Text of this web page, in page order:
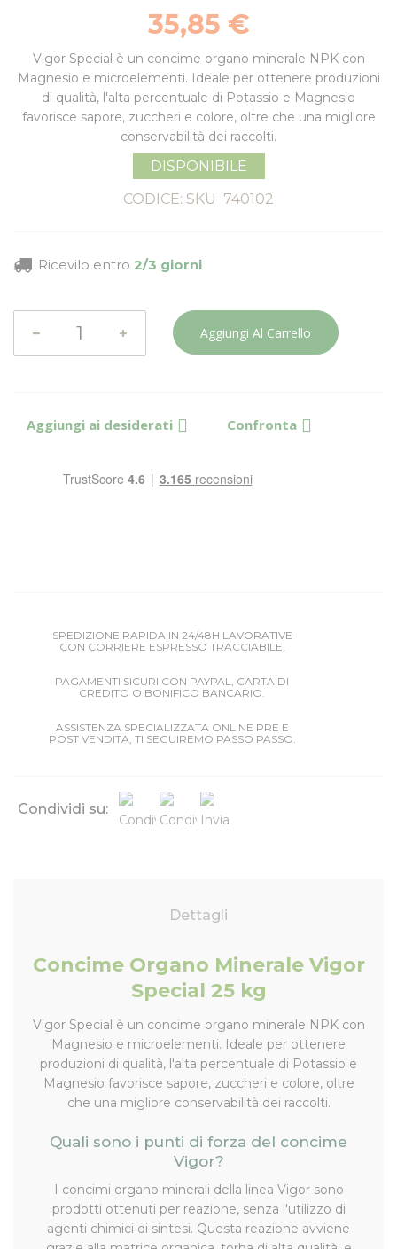
35,85 €
Vigor Special è un concime organo minerale NPK con
Magnesio e microelementi. Ideale per ottenere produzioni
di qualità, l'alta percentuale di Potassio e Magnesio
favorisce sapore, zuccheri e colore, oltre che una migliore
conservabilità dei raccolti.
DISPONIBILE
CODICE: SKU 740102
Ricevilo entro 2/3 giorni
Aggiungi Al Carrello
Aggiungi ai desiderati Confronta
SPEDIZIONE RAPIDA IN 24/48H LAVORATIVE
CON CORRIERE ESPRESSO TRACCIABILE.
PAGAMENTI SICURI CON PAYPAL, CARTA DI
CREDITO O BONIFICO BANCARIO.
ASSISTENZA SPECIALIZZATA ONLINE PRE E
POST VENDITA, TI SEGUIREMO PASSO PASSO.
Condividi su:
Dettagli
Concime Organo Minerale Vigor
Special 25 kg
Vigor Special è un concime organo minerale NPK con
Magnesio e microelementi. Ideale per ottenere
produzioni di qualità, l'alta percentuale di Potassio e
Magnesio favorisce sapore, zuccheri e colore, oltre
che una migliore conservabilità dei raccolti.
Quali sono i punti di forza del concime
Vigor?
I concimi organo minerali della linea Vigor sono
prodotti ottenuti per reazione, senza l'utilizzo di
agenti chimici di sintesi. Questa reazione avviene